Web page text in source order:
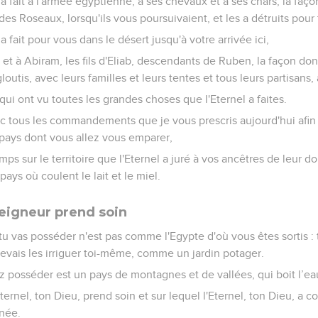
Roseaux, lorsqu'ils vous poursuivaient, et les a détruits pour
fait pour vous dans le désert jusqu'à votre arrivée ici,
à Abiram, les fils d'Eliab, descendants de Ruben, la façon
avec leurs familles et leurs tentes et tous leurs
ont vu toutes les grandes choses que l'Eternel a faites.
tous les commandements que je vous prescris aujourd'hui afin
dont vous allez vous emparer,
sur le territoire que l'Eternel a juré à vos ancêtres de leur
où coulent le lait et le miel.
prend soin
vas posséder n'est pas comme l'Egypte d'où vous êtes sortis
les irriguer toi-même, comme un jardin potager.
posséder est un pays de montagnes et de vallées, qui boit
ton Dieu, prend soin et sur lequel l'Eternel, ton Dieu, a